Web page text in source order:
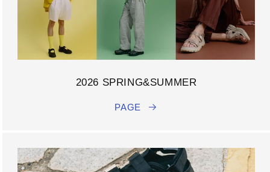
2026 SPRING&SUMMER
PAGE